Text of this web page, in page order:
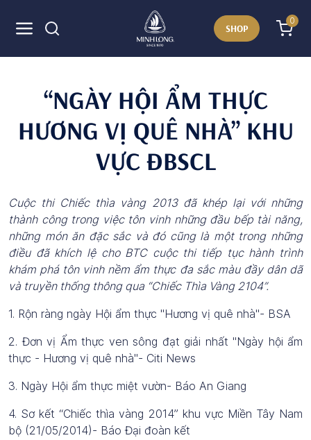
SHOP
0
“NGÀY HỘI ẨM THỰC
HƯƠNG VỊ QUÊ NHÀ” KHU
VỰC ĐBSCL
Cuộc thi Chiếc thìa vàng 2013 đã khép lại với những
thành công trong việc tôn vinh những đầu bếp tài năng,
những món ăn đặc sắc và đó cũng là một trong những
điều đã khích lệ cho BTC cuộc thi tiếp tục hành trình
khám phá tôn vinh nềm ẩm thực đa sắc màu đầy dân dã
và truyền thống thông qua “Chiếc Thìa Vàng 2104”.
1. Rộn ràng ngày Hội ẩm thực "Hương vị quê nhà"- BSA
2. Đơn vị Ẩm thực ven sông đạt giải nhất "Ngày hội ẩm
thực - Hương vị quê nhà"- Citi News
3. Ngày Hội ẩm thực miệt vườn- Báo An Giang
4. Sơ kết “Chiếc thìa vàng 2014” khu vực Miền Tây Nam
bộ (21/05/2014)- Báo Đại đoàn kết